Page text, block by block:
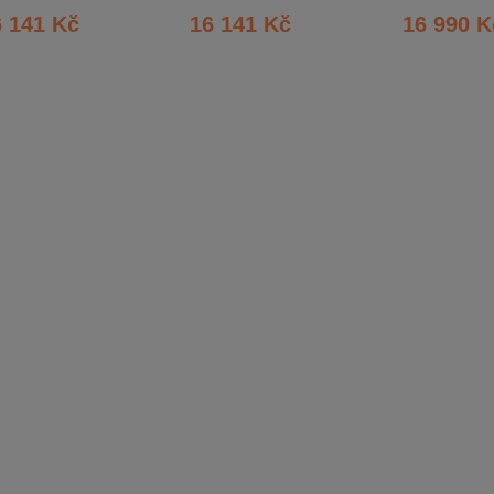
141 Kč 16 141 Kč 16 990